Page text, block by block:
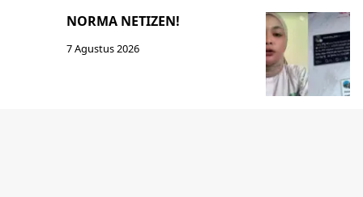
NORMA NETIZEN!
7 Agustus 2026